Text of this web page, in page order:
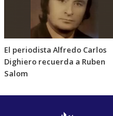
El periodista Alfredo Carlos
Dighiero recuerda a Ruben
Salom